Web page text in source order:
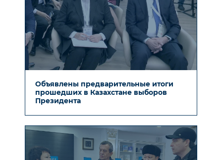
Объявлены предварительные итоги
прошедших в Казахстане выборов
Президента